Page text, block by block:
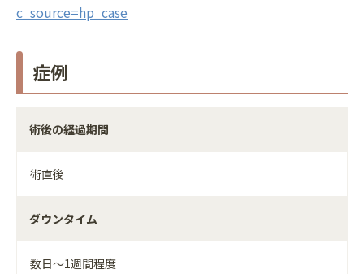
c_source=hp_case
症例
術後の経過期間
術直後
ダウンタイム
数日～1週間程度